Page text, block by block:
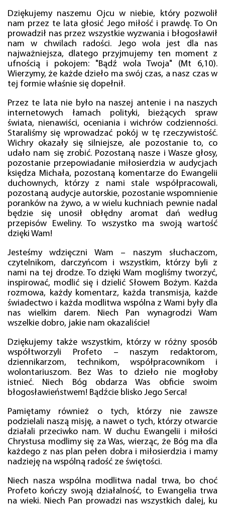
Dziękujemy naszemu Ojcu w niebie, który pozwolił
nam przez te lata głosić Jego miłość i prawdę. To On
prowadził nas przez wszystkie wyzwania i błogosławił
nam w chwilach radości. Jego wola jest dla nas
najważniejsza, dlatego przyjmujemy ten moment z
ufnością i pokojem: "Bądź wola Twoja" (Mt 6,10).
Wierzymy, że każde dzieło ma swój czas, a nasz czas w
tej formie właśnie się dopełnił.
Przez te lata nie było na naszej antenie i na naszych
internetowych łamach polityki, bieżących spraw
świata, nienawiści, oceniania i wichrów codzienności.
Staraliśmy się wprowadzać pokój w tę rzeczywistość.
Wichry okazały się silniejsze, ale pozostanie to, co
udało nam się zrobić. Pozostaną nasze i Wasze głosy,
pozostanie przepowiadanie miłosierdzia w audycjach
księdza Michała, pozostaną komentarze do Ewangelii
duchownych, którzy z nami stale współpracowali,
pozostaną audycje autorskie, pozostanie wspomnienie
poranków na żywo, a w wielu kuchniach pewnie nadal
będzie się unosił obłędny aromat dań według
przepisów Eweliny. To wszystko ma swoją wartość
dzięki Wam!
Jesteśmy wdzięczni Wam – naszym słuchaczom,
czytelnikom, darczyńcom i wszystkim, którzy byli z
nami na tej drodze. To dzięki Wam mogliśmy tworzyć,
inspirować, modlić się i dzielić Słowem Bożym. Każda
rozmowa, każdy komentarz, każda transmisja, każde
świadectwo i każda modlitwa wspólna z Wami były dla
nas wielkim darem. Niech Pan wynagrodzi Wam
wszelkie dobro, jakie nam okazaliście!
Dziękujemy także wszystkim, którzy w różny sposób
współtworzyli Profeto – naszym redaktorom,
dziennikarzom, technikom, współpracownikom i
wolontariuszom. Bez Was to dzieło nie mogłoby
istnieć. Niech Bóg obdarza Was obficie swoim
błogosławieństwem! Bądźcie blisko Jego Serca!
Pamiętamy również o tych, którzy nie zawsze
podzielali naszą misję, a nawet o tych, którzy otwarcie
działali przeciwko nam. W duchu Ewangelii i miłości
Chrystusa modlimy się za Was, wierząc, że Bóg ma dla
każdego z nas plan pełen dobra i miłosierdzia i mamy
nadzieję na wspólną radość ze świętości.
Niech nasza wspólna modlitwa nadal trwa, bo choć
Profeto kończy swoją działalność, to Ewangelia trwa
na wieki. Niech Pan prowadzi nas wszystkich dalej, ku